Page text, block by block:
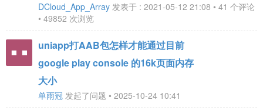
DCloud_App_Array 发表于 : 2021-05-12 21:08 • 41 个评论
• 49852 次浏览
uniapp打AAB包怎样才能通过目前
google play console 的16k页面内存
大小
单雨冠 发起了问题 • 2025-10-24 10:41